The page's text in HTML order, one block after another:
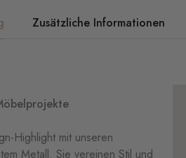
Zusätzliche Informationen
Highlight mit unseren
Metall. Sie vereinen Stil und